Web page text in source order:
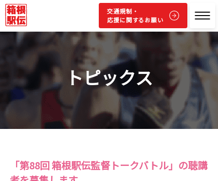
交通規制・
応援に関するお願い
トピックス
「第88回 箱根駅伝監督トークバトル」の聴講